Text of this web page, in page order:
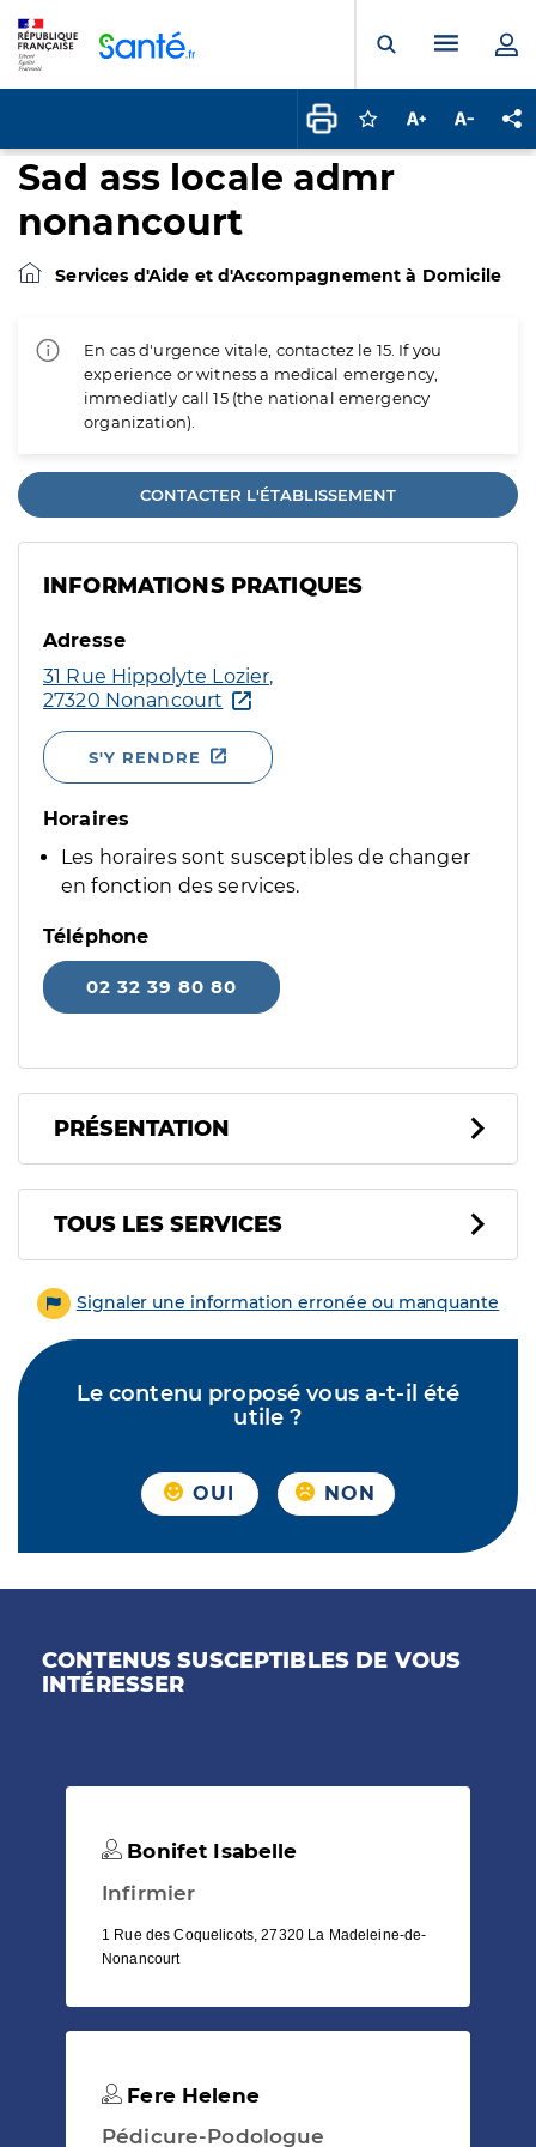
Ouvrir laMenu
Connectez-vous
Augmenter la
Sad ass locale admr
nonancourt
Services d'Aide et d'Accompagnement à Domicile
En cas d'urgence vitale, contactez le 15. If you
experience or witness a medical emergency,
immediatly call 15 (the national emergency
organization).
CONTACTER L'ÉTABLISSEMENT
INFORMATIONS PRATIQUES
Adresse
31 Rue Hippolyte Lozier,
27320 Nonancourt
S'Y RENDRE
Horaires
Les horaires sont susceptibles de changer
en fonction des services.
Téléphone
02 32 39 80 80
PRÉSENTATION
Tous les services
TOUS LES SERVICES
Signaler une information erronée ou manquante
Le contenu proposé vous a-t-il été
utile ?
OUI NON
CONTENUS SUSCEPTIBLES DE VOUS
INTÉRESSER
Bonifet Isabelle
Infirmier
1 Rue des Coquelicots, 27320 La Madeleine-de-
Nonancourt
Fere Helene
Pédicure-Podologue